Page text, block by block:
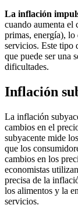
La inflación
cuando aumenta el
primas, energía), lo
servicios. Este tipo
que puede ser una
dificultades.
Inflación
La inflación
cambios en el
subyacente mide
que los
cambios en los
economistas
precisa de la
los alimentos y la
servicios.